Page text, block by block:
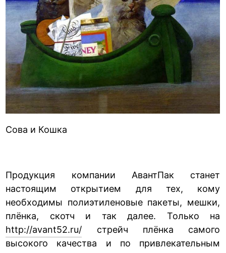
Сова и Кошка
Продукция компании АвантПак станет
настоящим открытием для тех, кому
необходимы полиэтиленовые пакеты, мешки,
плёнка, скотч и так далее. Только на
http://avant52.ru/ стрейч плёнка самого
высокого качества и по привлекательным